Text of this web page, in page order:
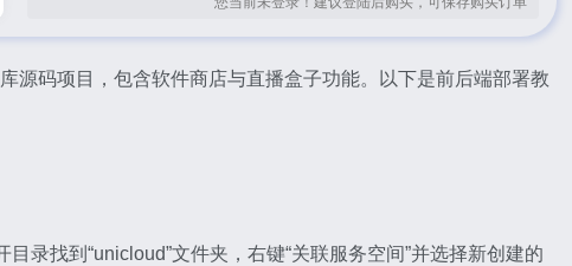
源码项目，包含软件商店与直播盒子功能。以下是前后端部署教
录找到“unicloud”文件夹，右键“关联服务空间”并选择新创建的